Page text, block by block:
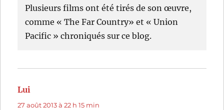
Plusieurs films ont été tirés de son œuvre,
comme « The Far Country» et « Union
Pacific » chroniqués sur ce blog.
Lui
27 août 2013 à 22 h 15 min